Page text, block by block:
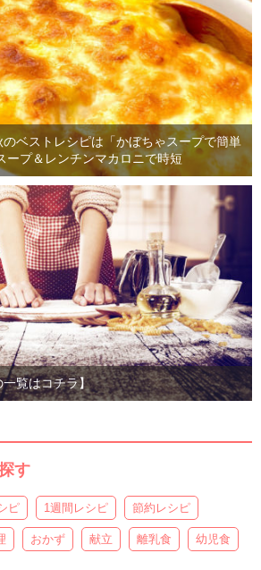
ベストレシピは「かぼちゃスープで簡単
ープ＆レンチンマカロニで時短
一覧はコチラ】
す
ピ 1週間レシピ 節約レシピ
おかず 献立 離乳食 幼児食